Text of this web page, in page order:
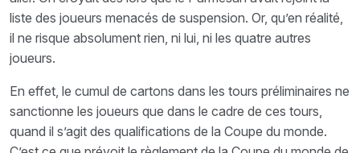
liste des joueurs menacés de suspension. Or, qu’en réalité,
il ne risque absolument rien, ni lui, ni les quatre autres
joueurs.
En effet, le cumul de cartons dans les tours préliminaires ne
sanctionne les joueurs que dans le cadre de ces tours,
quand il s’agit des qualifications de la Coupe du monde.